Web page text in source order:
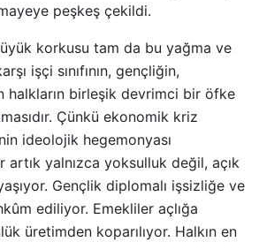
peşkeş çekildi.
korkusu tam da bu yağma ve
işçi sınıfının, gençliğin,
halkların birleşik devrimci bir öfke
Çünkü ekonomik kriz
ideolojik hegemonyası
artık yalnızca yoksulluk değil, açık
Gençlik diplomalı işsizliğe ve
ediliyor. Emekliler açlığa
üretimden koparılıyor. Halkın en